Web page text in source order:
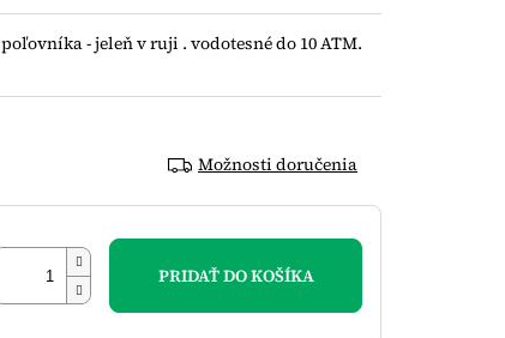
Možnosti doručenia
PRIDAŤ DO KOŠÍKA
- jeleň v ruji . vodotesné do 10 ATM.